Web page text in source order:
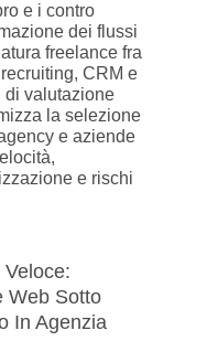
e i contro
dei flussi
freelance fra
CRM e
di valutazione
la selezione
e aziende
e rischi
Web Sotto
In Agenzia